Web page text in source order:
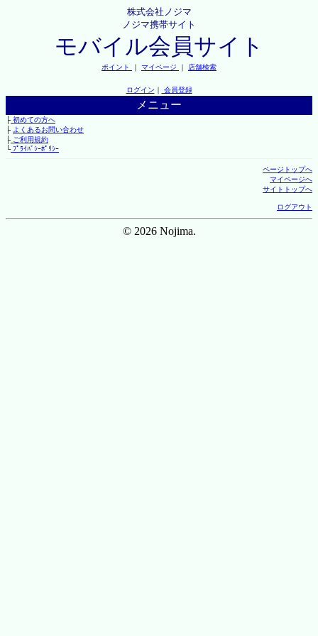
株式会社ノジマ
ノジマ携帯サイト
モバイル会員サイト
ポイント ｜ マイページ ｜ 店舗検索
ログイン ｜ 会員登録
メニュー
├初めての方へ
├ よくあるお問い合わせ
├ご利用規約
└ﾌﾟﾗｲﾊﾞｼｰﾎﾟﾘｼｰ
ページトップへ
マイページへ
サイトトップへ
ログアウト
© 2026 Nojima.